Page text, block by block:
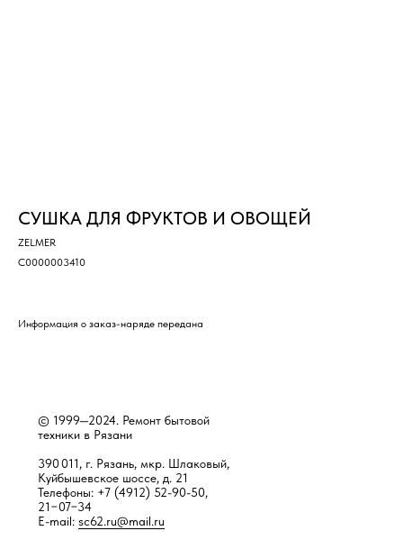
СУШКА ДЛЯ ФРУКТОВ И ОВОЩЕЙ
ZELMER
С0000003410
Информация о заказ-наряде передана
© 1999—2024. Ремонт бытовой
техники в Рязани
390 011, г. Рязань, мкр. Шлаковый,
Куйбышевское шоссе, д. 21
Телефоны: +7 (4912) 52-90-50,
21−07−34
E-mail: sc62.ru@mail.ru